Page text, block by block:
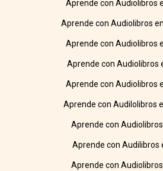
Aprende con Audiolibros
Aprende con Audiolibros
Aprende con Audiolibros
Aprende con Audiolibros
Aprende con Audiolibros
Aprende con Audilolibros
Aprende con
Aprende con Audilibros
Aprende con